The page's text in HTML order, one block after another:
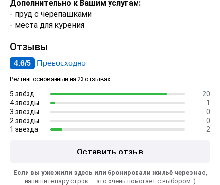
Дополнительно к Вашим услугам:
- пруд с черепашками
- места для курения
Отзывы
4.6/5 Превосходно
Рейтинг основанный на 23 отзывах
5 звёзд
20
4 звёзды
1
3 звёзды
0
2 звёзды
0
1 звезда
2
Оставить отзыв
Если вы уже жили здесь или бронировали жильё через нас,
напишите пару строк — это очень помогает с выбором :)